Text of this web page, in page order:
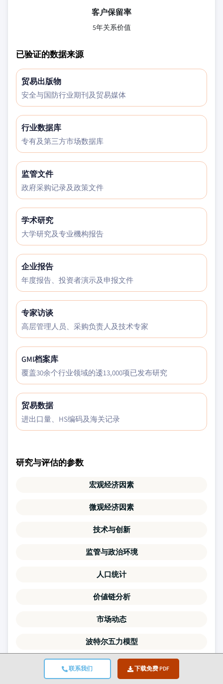
联系我们 下载免费 PDF
客户保留率
5年关系价值
已验证的数据来源
贸易出版物
安全与国防行业期刊及贸易媒体
行业数据库
专有及第三方市场数据库
监管文件
政府采购记录及政策文件
学术研究
大学研究及专业機构报告
企业报告
年度报告、投资者演示及申报文件
专家访谈
高层管理人员、采购负责人及技术专家
GMI档案库
覆盖30余个行业领域的逶13,000项已发布研究
贸易数据
进出口量、HS编码及海关记录
研究与评估的参数
宏观经济因素
微观经济因素
技术与创新
监管与政治环境
人口统计
价値链分析
市场动态
波特尔五力模型
PESTLE分析